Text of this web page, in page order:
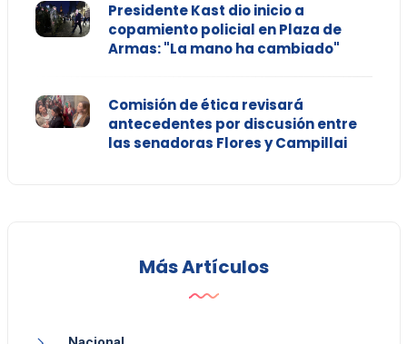
Presidente Kast dio inicio a
copamiento policial en Plaza de
Armas: "La mano ha cambiado"
Comisión de ética revisará
antecedentes por discusión entre
las senadoras Flores y Campillai
Más Artículos